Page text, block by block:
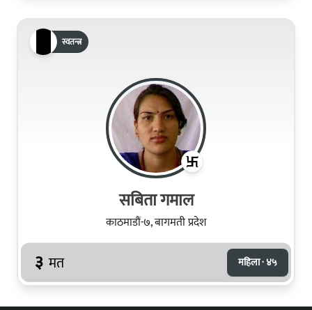
स्वतन्त्र
सबिता गमाल
काठमाडौं-७, बागमती प्रदेश
३ मत महिला · ४५